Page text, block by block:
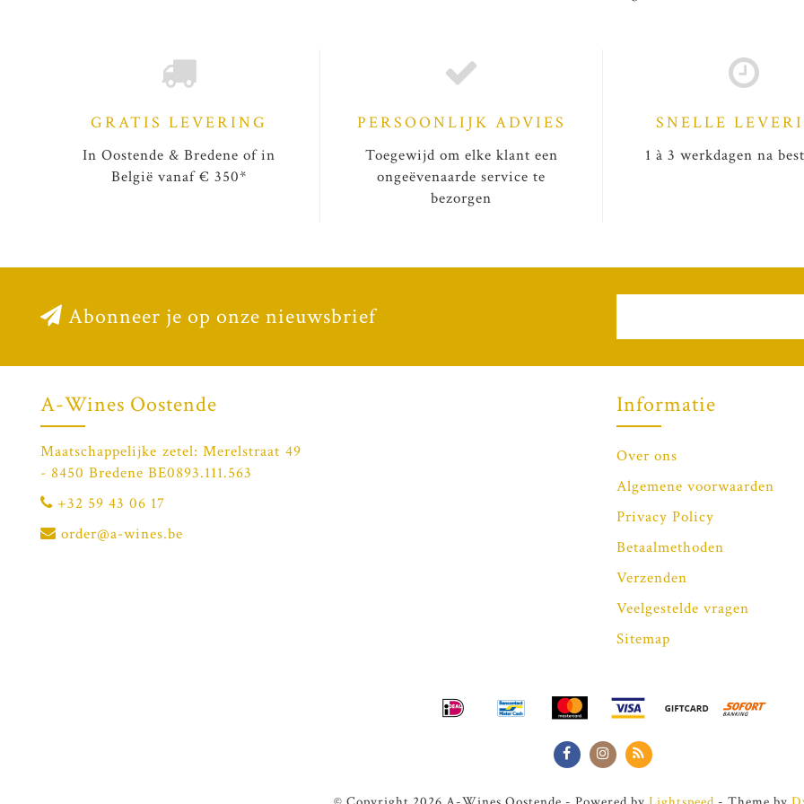
GRATIS LEVERING
In Oostende & Bredene of in
België vanaf € 350*
PERSOONLIJK ADVIES
Toegewijd om elke klant een
ongeëvenaarde service te
bezorgen
SNELLE
1 à 3 werkdagen na
Abonneer je op onze nieuwsbrief
A-Wines Oostende
Maatschappelijke zetel: Merelstraat 49
- 8450 Bredene BE0893.111.563
+32 59 43 06 17
order@a-wines.be
Informatie
Over ons
Algemene voorwaarden
Privacy Policy
Betaalmethoden
Verzenden
Veelgestelde vragen
Sitemap